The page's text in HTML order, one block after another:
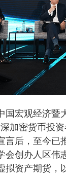
国宏观经济暨
加密货币投
言后，至今已
会创办人区伟
拟资产期货，